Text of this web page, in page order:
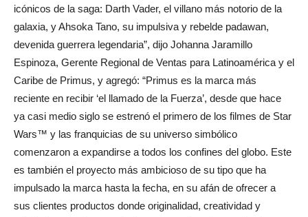
icónicos de la saga: Darth Vader, el villano más notorio de la
galaxia, y Ahsoka Tano, su impulsiva y rebelde padawan,
devenida guerrera legendaria”, dijo Johanna Jaramillo
Espinoza, Gerente Regional de Ventas para Latinoamérica y el
Caribe de Primus, y agregó: “Primus es la marca más
reciente en recibir ‘el llamado de la Fuerza’, desde que hace
ya casi medio siglo se estrenó el primero de los filmes de Star
Wars™ y las franquicias de su universo simbólico
comenzaron a expandirse a todos los confines del globo. Este
es también el proyecto más ambicioso de su tipo que ha
impulsado la marca hasta la fecha, en su afán de ofrecer a
sus clientes productos donde originalidad, creatividad y